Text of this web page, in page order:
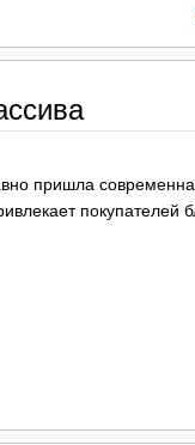
пришла
покупателей